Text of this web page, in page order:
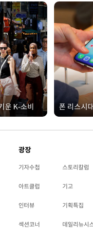
운 K-소비 폰 리스시
광장
기자수첩 스토리칼럼
아트클럽 기고
인터뷰 기획특집
섹션코너 데일리뉴시